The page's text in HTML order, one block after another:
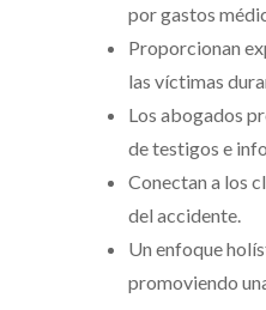
por gastos
Proporcionan
las víctimas
Los abogados
de testigos e
Conectan a los
del accidente.
Un enfoque
promoviendo